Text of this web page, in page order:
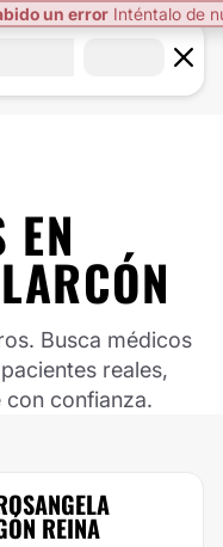
un error Inténtalo de
EN
Busca médicos
reales,
con confianza.
REINA